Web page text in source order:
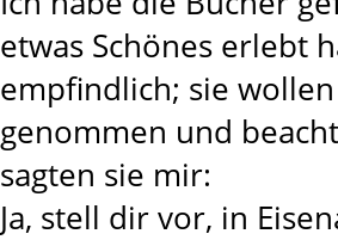
etwas Schönes erlebt
empfindlich; sie
genommen und
sagten sie mir:
Ja, stell dir vor, in